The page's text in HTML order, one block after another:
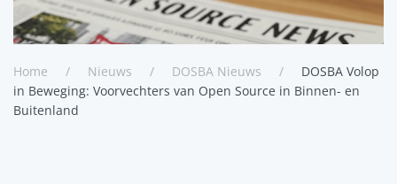
Home Nieuws DOSBA Nieuws
DOSBA Volop
in Beweging: Voorvechters van Open Source in Binnen- en
Buitenland